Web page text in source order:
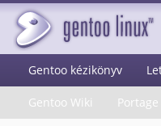
Gentoo kézikönyv
Gentoo Wiki